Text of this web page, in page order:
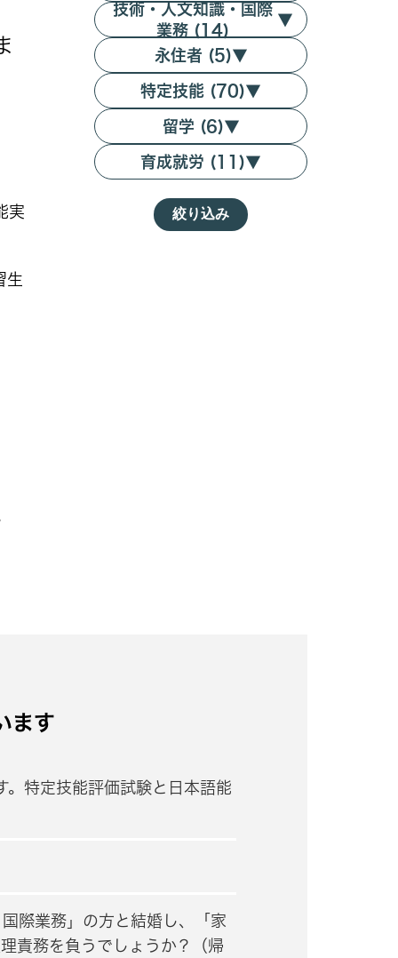
実
生
技術・人文知識・国際
業務 (14)
▼
永住者 (5)▼
特定技能 (70)▼
留学 (6)▼
育成就労 (11)▼
絞り込み
ます
。特定技能評価試験と日本語能
際業務」の方と結婚し、「家
責務を負うでしょうか？（帰